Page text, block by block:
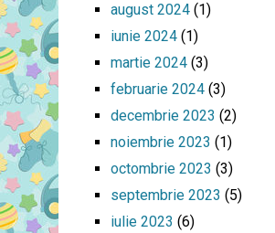
august 2024(1)
iunie 2024(1)
martie 2024(3)
februarie 2024(3)
decembrie 2023 (2)
noiembrie 2023 (1)
octombrie 2023 (3)
septembrie 2023 (5)
iulie 2023 (6)